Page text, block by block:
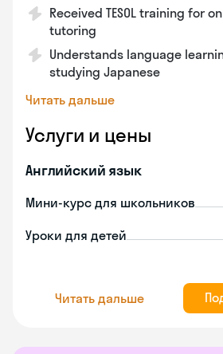
Received TESOL training for
tutoring
Understands language
studying Japanese
Читать дальше
Услуги и цены
Английский язык
Мини-курс для школьников
Уроки для детей
Читать дальше